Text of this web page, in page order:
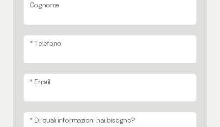
Cognome
* Telefono
* Email
* Di quali informazioni hai bisogno?